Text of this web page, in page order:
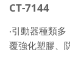
CT-7144
‧引動器種類
覆強化塑膠、